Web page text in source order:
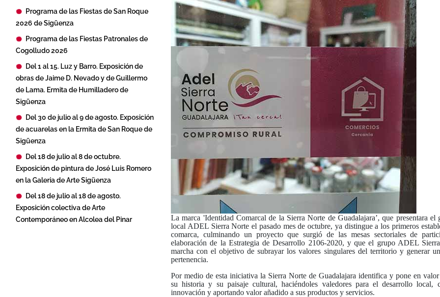
Programa de las Fiestas de San Roque
2026 de Sigüenza
Programa de las Fiestas Patronales de
Cogolludo 2026
Del 1 al 15. Luz y Barro. Exposición de
obras de Jaime D. Nevado y de Guillermo
de Lama. Ermita de Humilladero de
Sigüenza
Del 30 de julio al 9 de agosto. Exposición
de acuarelas en la Ermita de San Roque de
Sigüenza
Del 18 de julio al 8 de octubre.
Exposición de pintura de José Luis Romero
en la Galeria de Arte Sigüenza
Del 18 de julio al 18 de agosto.
Exposición colectiva de Arte
Contemporáneo en Alcolea del Pinar
La marca 'Identidad Comarcal de la Sierra Norte de Guadalajara’, que presentara el
local ADEL Sierra Norte el pasado mes de octubre, ya distingue a los primeros
comarca, culminando un proyecto que surgió de las mesas sectoriales de
elaboración de la Estrategia de Desarrollo 2106-2020, y que el grupo ADEL
marcha con el objetivo de subrayar los valores singulares del territorio y generar
pertenencia.
Por medio de esta iniciativa la Sierra Norte de Guadalajara identifica y pone en valor
su historia y su paisaje cultural, haciéndoles valedores para el desarrollo local,
innovación y aportando valor añadido a sus productos y servicios.